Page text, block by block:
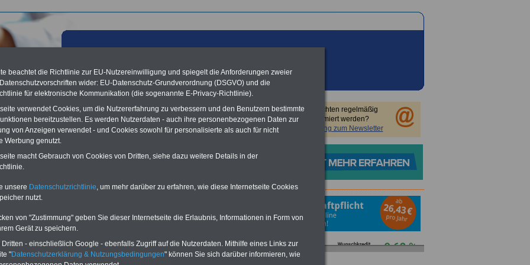
aus der öffentlichen Verwaltung: Mehrwert des
Kostenfreie Zusendung des Ratgebers „Rund
im öffentlichen Sektor – Ausgabe 2013“; 25.02.2013
Dienst
und sparen:
-
Vergleich Gesetzliche
Sie möchten regelmäßig
informiert werden?
Anmeldung zum Newsletter
beachtet die Richtlinie zur EU-Nutzereinwilligung und spiegelt die Anforderungen zweier
wider: EU-Datenschutz-Grundverordnung (DSGVO) und die
für elektronische Kommunikation (die sogenannte E-Privacy-Richtlinie).
verwendet Cookies, um die Nutzererfahrung zu verbessern und den Benutzern bestimmte
bereitzustellen. Es werden Nutzerdaten - auch ihre personenbezogenen Daten zur
von Anzeigen verwendet - und Cookies sowohl für personalisierte als auch für nicht
Werbung genutzt.
macht Gebrauch von Cookies von Dritten, siehe dazu weitere Details in der
unsere Datenschutzrichtlinie, um mehr darüber zu erfahren, wie diese Internetseite Cookies
nutzt.
von "Zustimmung" geben Sie dieser Internetseite die Erlaubnis, Informationen in Form von
Gerät zu speichern.
- einschließlich Google - ebenfalls Zugriff auf die Nutzerdaten. Mithilfe eines Links zur
"Datenschutzerklärung & Nutzungsbedingungen" können Sie sich darüber informieren, wie